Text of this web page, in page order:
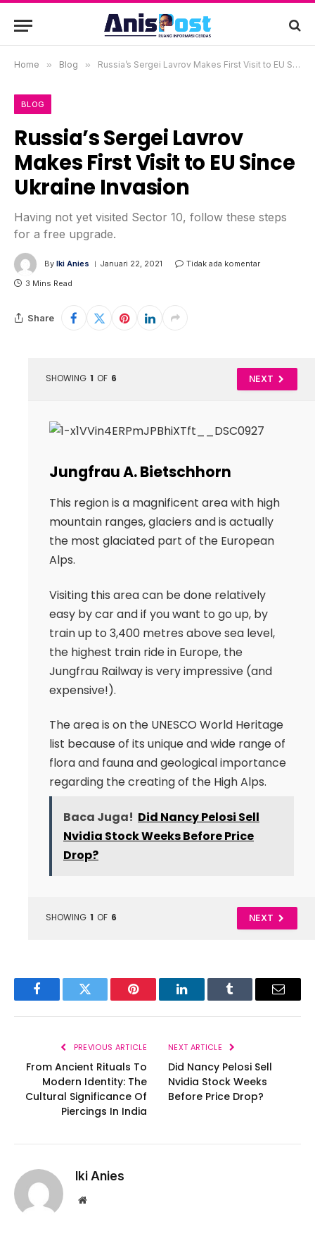
Home » Blog » Russia’s Sergei Lavrov Makes First Visit to EU Since Ukraine Invasion
BLOG
Russia’s Sergei Lavrov
Makes First Visit to EU Since
Ukraine Invasion
Having not yet visited Sector 10, follow these steps
for a free upgrade.
By Iki Anies Januari 22, 2021
Tidak ada komentar
3 Mins Read
Share
SHOWING 1 OF 6 NEXT
Jungfrau A. Bietschhorn
This region is a magnificent area with high
mountain ranges, glaciers and is actually
the most glaciated part of the European
Alps.
Visiting this area can be done relatively
easy by car and if you want to go up, by
train up to 3,400 metres above sea level,
the highest train ride in Europe, the
Jungfrau Railway is very impressive (and
expensive!).
The area is on the UNESCO World Heritage
list because of its unique and wide range of
flora and fauna and geological importance
regarding the creating of the High Alps.
Baca Juga! Did Nancy Pelosi Sell
Nvidia Stock Weeks Before Price
Drop?
SHOWING 1 OF 6 NEXT
FacebookTwitter Pinterest LinkedInTumblr Email
PREVIOUS ARTICLE
From Ancient Rituals To
Modern Identity: The
Cultural Significance Of
Piercings In India
NEXT ARTICLE
Did Nancy Pelosi Sell
Nvidia Stock Weeks
Before Price Drop?
Iki Anies
Website